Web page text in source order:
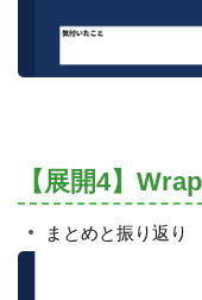
【展開4】
まとめと振り返り